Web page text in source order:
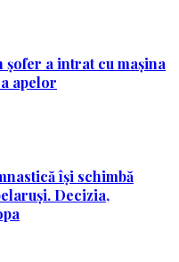
a intrat cu mașina
apelor
își schimbă
Decizia,